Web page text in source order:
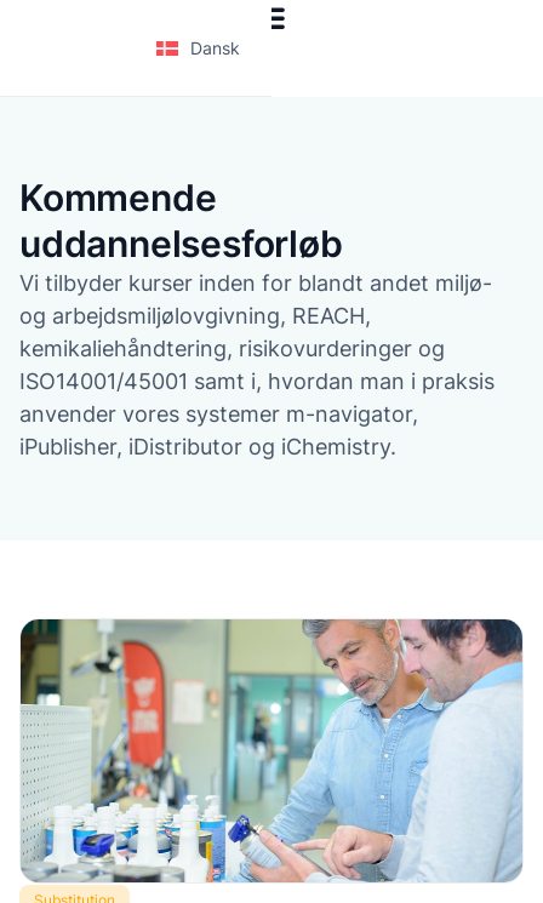
Dansk
Kommende
uddannelsesforløb
Vi tilbyder kurser inden for blandt andet miljø-
og arbejdsmiljølovgivning, REACH,
kemikaliehåndtering, risikovurderinger og
ISO14001/45001 samt i, hvordan man i praksis
anvender vores systemer m-navigator,
iPublisher, iDistributor og iChemistry.